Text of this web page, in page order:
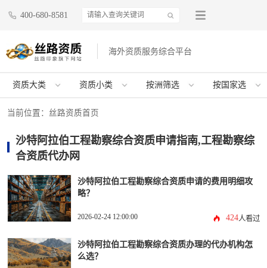
400-680-8581
海外资质服务综合平台
资质大类 资质小类 按洲筛选 按国家选
当前位置： 丝路资质首页
沙特阿拉伯工程勘察综合资质申请指南,工程勘察综
合资质代办网
沙特阿拉伯工程勘察综合资质申请的费用明细攻
略？
2026-02-24 12:00:00 424人看过
沙特阿拉伯工程勘察综合资质办理的代办机构怎
么选？